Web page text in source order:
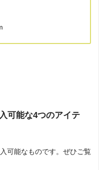
可能な4つのアイテ
可能なものです。ぜひご覧